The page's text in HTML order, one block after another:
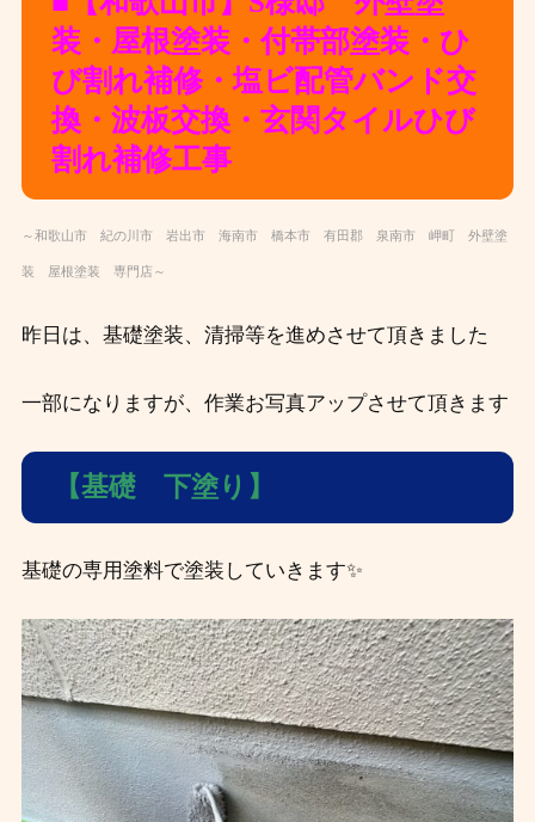
装・屋根塗装・付帯部塗装・ひ
び割れ補修・塩ビ配管バンド交
換・波板交換・玄関タイルひび
割れ補修工事
～和歌山市 紀の川市 岩出市 海南市 橋本市 有田郡 泉南市 岬町 外壁塗
装 屋根塗装 専門店～
昨日は、基礎塗装、清掃等を進めさせて頂きました
一部になりますが、作業お写真アップさせて頂きます
【基礎 下塗り】
基礎の専用塗料で塗装していきます✨